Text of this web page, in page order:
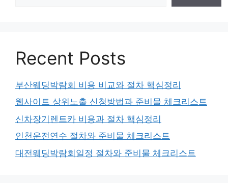
Recent Posts
부산웨딩박람회 비용 비교와 절차 핵심정리
웹사이트 상위노출 신청방법과 준비물 체크리스트
신차장기렌트카 비용과 절차 핵심정리
인천운전연수 절차와 준비물 체크리스트
대전웨딩박람회일정 절차와 준비물 체크리스트